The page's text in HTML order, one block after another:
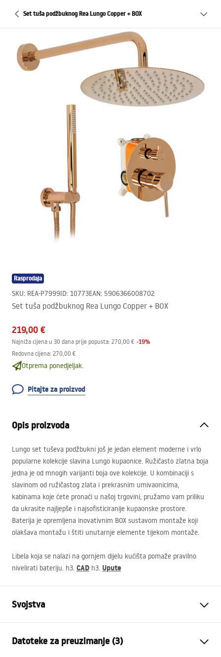
Set tuša podžbuknog Rea Lungo Copper + BOX
Rasprodaja
SKU: REA-P7999ID: 10773EAN: 5906366008702
Set tuša podžbuknog Rea Lungo Copper + BOX
219,00 €
Najniža cijena u 30 dana prije popusta: 270,00 € -19%
Redovna cijena: 270,00 €
Otprema ponedjeljak.
Pitajte za proizvod
Opis proizvoda
Lungo set tuševa podžbukni još je jedan element moderne i vrlo
popularne kolekcije slavina Lungo kupaonice. Ružičasto zlatna boja
jedna je od mnogih varijanti boja ove kolekcije. U kombinaciji s
slavinom od ružičastog zlata i prekrasnim umivaonicima,
kabinama koje ćete pronaći u našoj trgovini, pružamo vam priliku
da ukrasite najljepše i najsofisticiranije kupaonske prostore.
Baterija je opremljena inovativnim BOX sustavom montaže koji
olakšava montažu i štiti unutarnje elemente tijekom montaže.
Libela koja se nalazi na gornjem dijelu kućišta pomaže pravilno
nivelirati bateriju. h3. CAD h3. Upute
Svojstva
Materijal
Mjed, ABS
Datoteke za preuzimanje (3)